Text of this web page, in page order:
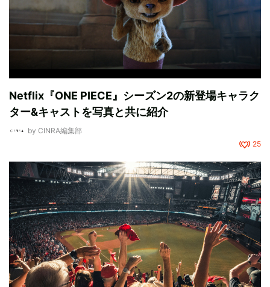
Netflix『ONE PIECE』シーズン2の新登場キャラク
ター&キャストを写真と共に紹介
by CINRA編集部
25